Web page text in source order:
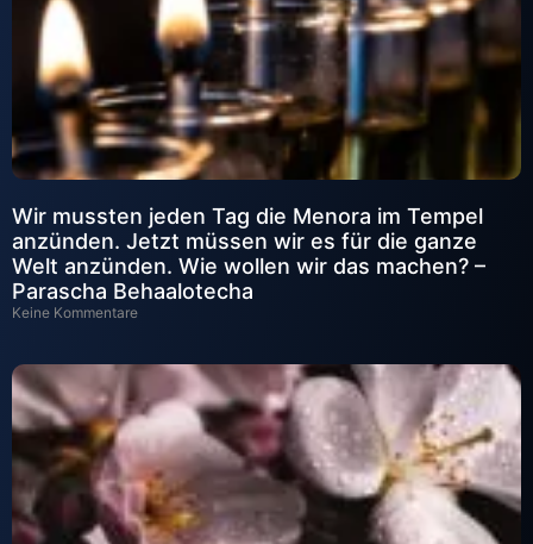
Wir mussten jeden Tag die Menora im Tempel
anzünden. Jetzt müssen wir es für die ganze
Welt anzünden. Wie wollen wir das machen? –
Parascha Behaalotecha
Keine Kommentare